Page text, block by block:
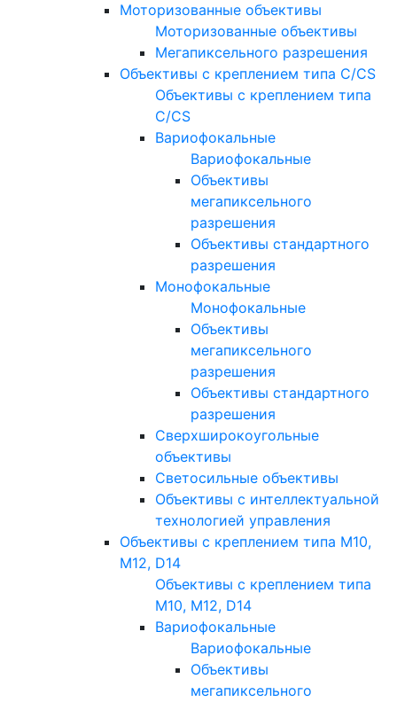
Моторизованные объективы
Моторизованные объективы
Мегапиксельного разрешения
Объективы с креплением типа C/CS
Объективы с креплением типа
C/CS
Вариофокальные
Вариофокальные
Объективы
мегапиксельного
разрешения
Объективы стандартного
разрешения
Монофокальные
Монофокальные
Объективы
мегапиксельного
разрешения
Объективы стандартного
разрешения
Сверхширокоугольные
объективы
Светосильные объективы
Объективы с интеллектуальной
технологией управления
Объективы с креплением типа M10,
M12, D14
Объективы с креплением типа
M10, M12, D14
Вариофокальные
Вариофокальные
Объективы
мегапиксельного